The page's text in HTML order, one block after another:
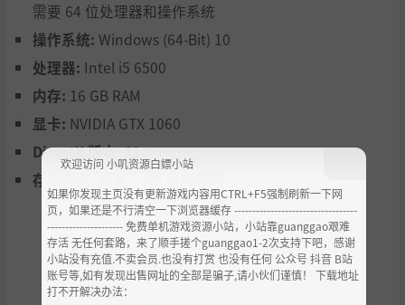
海里到处都是危险的鲨鱼，随时可能抓到游泳的顾客！
罪犯可能会潜入你的海滩，试图秘密拍摄你的顾客！
您的客户可能会淹死在海里！
您可以保护您的海滩免受所有这些危险，或者听天由命！
使用地图应用程序避免在岛上迷路！
通过 Betrendy 下订单并等待送货！
在 Onstagram 上分享照片！
从 Sotify 购买音乐，享受在海滩上播放音乐！
使用 Trader 应用程序参与惊喜拍卖或创建自己的拍卖！
使用 MyBeach 应用程序跟踪您的员工及其工资、您的菜单
和价格、付款以及与您的海滩相关的所有内容！
需要 64 位处理器和操作系统
操作系统: Windows (64-Bit) 10
处理器: Intel i5 6500
内存: 16 GB RAM
显卡: NVIDIA GTX 1060
DirectX 版本:11
存储空间:
欢迎访问 小叽资源白嫖小站
如果你发现主页没有更新游戏内容用CTRL+F5强制刷新一下网
页，如果还是不行清空一下浏览器缓存 ----------------------------------
--------------------- 免费单机游戏资源小站，小站靠guanggao艰难
存活 无任何套路，来了顺手搓个guanggao1-2次支持下吧，感谢
小站没有充值.不卖会员.也没有打赏 也没有任何 公众号 抖音 B站
账号等,如有发现出售网址的全部是骗子,请小伙们谨慎！ 下载地址
打不开解决办法：